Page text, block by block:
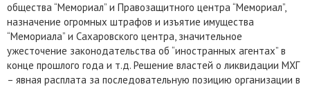
общества “Мемориал” и Правозащитного центра “Мемориал”,
назначение огромных штрафов и изъятие имущества
“Мемориала” и Сахаровского центра, значительное
ужесточение законодательства об “иностранных агентах” в
конце прошлого года и т.д. Решение властей о ликвидации МХГ
– явная расплата за последовательную позицию организации в